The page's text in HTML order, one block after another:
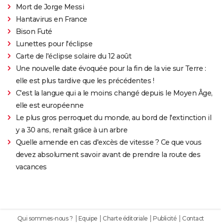
Mort de Jorge Messi
Hantavirus en France
Bison Futé
Lunettes pour l'éclipse
Carte de l'éclipse solaire du 12 août
Une nouvelle date évoquée pour la fin de la vie sur Terre :
elle est plus tardive que les précédentes !
C'est la langue qui a le moins changé depuis le Moyen Âge,
elle est européenne
Le plus gros perroquet du monde, au bord de l'extinction il
y a 30 ans, renaît grâce à un arbre
Quelle amende en cas d'excès de vitesse ? Ce que vous
devez absolument savoir avant de prendre la route des
vacances
Qui sommes-nous ? Equipe Charte éditoriale Publicité Contact